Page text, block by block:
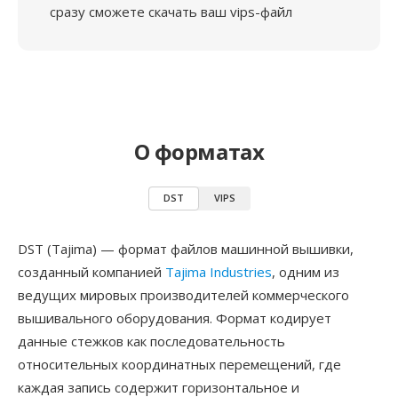
сразу сможете скачать ваш vips-файл
О форматах
DST VIPS
DST (Tajima) — формат файлов машинной вышивки,
созданный компанией Tajima Industries, одним из
ведущих мировых производителей коммерческого
вышивального оборудования. Формат кодирует
данные стежков как последовательность
относительных координатных перемещений, где
каждая запись содержит горизонтальное и